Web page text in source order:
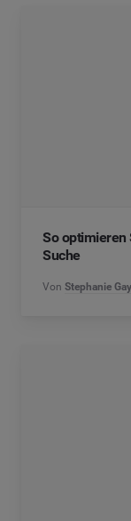
So optimieren
Suche
Von Stephanie